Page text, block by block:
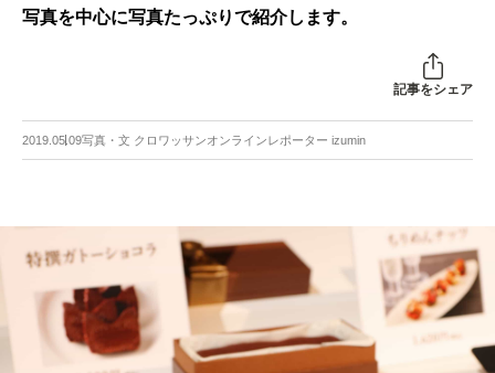
写真を中心に写真たっぷりで紹介します。
記事をシェア
2019.05.09写真・文 クロワッサンオンラインレポーター izumin